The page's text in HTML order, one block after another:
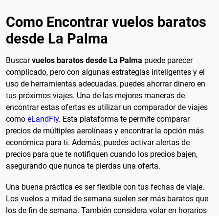
Como Encontrar vuelos baratos
desde La Palma
Buscarvuelos baratos desde La Palma puede parecer
complicado, pero con algunas estrategias inteligentes y el
uso de herramientas adecuadas, puedes ahorrar dinero en
tus próximos viajes. Una de las mejores maneras de
encontrar estas ofertas es utilizar un comparador de viajes
como eLandFly. Esta plataforma te permite comparar
precios de múltiples aerolíneas y encontrar la opción más
económica para ti. Además, puedes activar alertas de
precios para que te notifiquen cuando los precios bajen,
asegurando que nunca te pierdas una oferta.
Una buena práctica es ser flexible con tus fechas de viaje.
Los vuelos a mitad de semana suelen ser más baratos que
los de fin de semana. También considera volar en horarios